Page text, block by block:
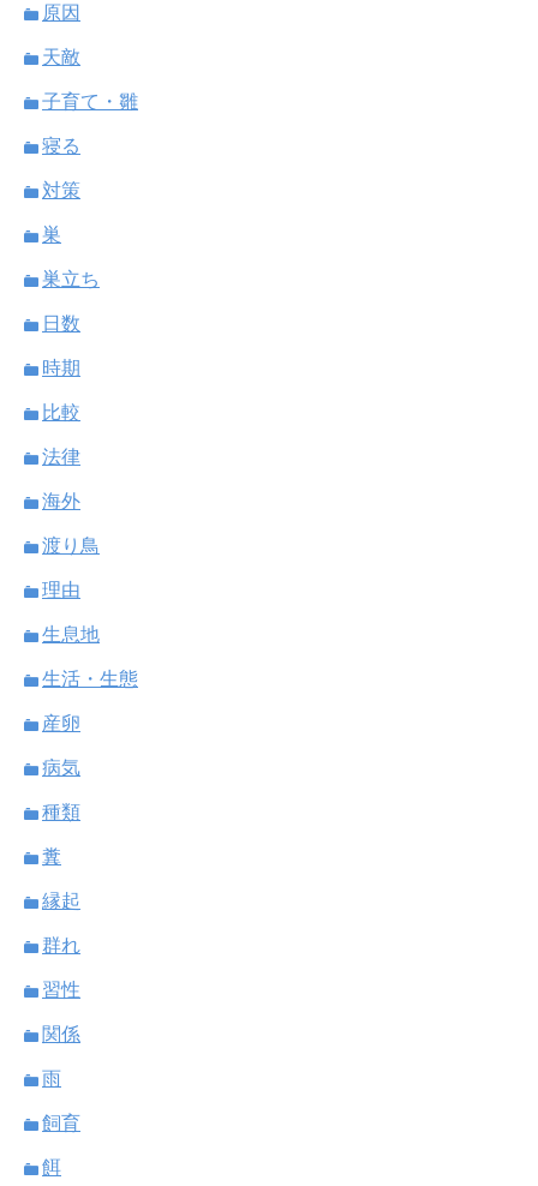
原因
天敵
子育て・雛
寝る
対策
巣
巣立ち
日数
時期
比較
法律
海外
渡り鳥
理由
生息地
生活・生態
産卵
病気
種類
糞
縁起
群れ
習性
関係
雨
飼育
餌